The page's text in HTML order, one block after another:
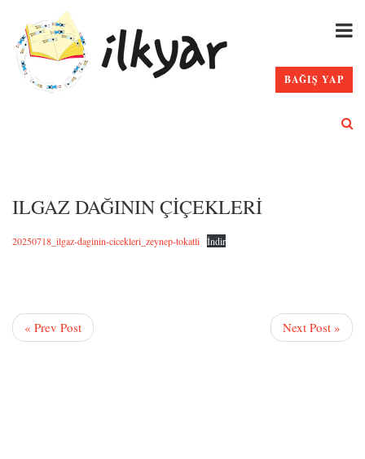
BAĞIŞ YAP
ILGAZ DAĞININ ÇİÇEKLERİ
20250718_ilgaz-daginin-cicekleri_zeynep-tokatli İndir
« Prev Post Next Post »